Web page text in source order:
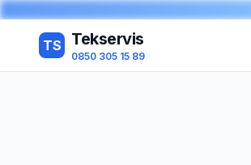
TS Tekservis
0850 305 15 89